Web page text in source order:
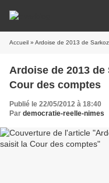
Accueil » Ardoise de 2013 de
Ardoise de 2013
Cour des comptes
Publié le 22/05/2012 à 18:40
Par democratie-reelle-nimes